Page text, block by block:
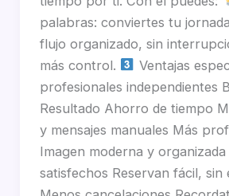
palabras: conviertes tu
flujo organizado, sin
más control.
Ventajas
profesionales independientes
Resultado Ahorro de tiempo
y mensajes manuales Más
Imagen moderna y
satisfechos Reservan fácil, sin